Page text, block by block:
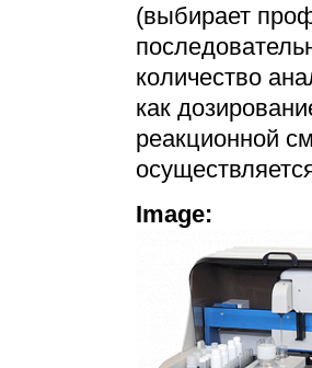
(выбирает
количество
как
реакционной
Image: